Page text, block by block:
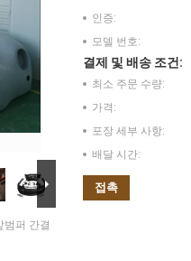
범퍼 간결
인증:
모델 번호:
결제 및 배송 조건:
최소 주문 수량:
가격:
포장 세부 사항:
배달 시간:
접촉